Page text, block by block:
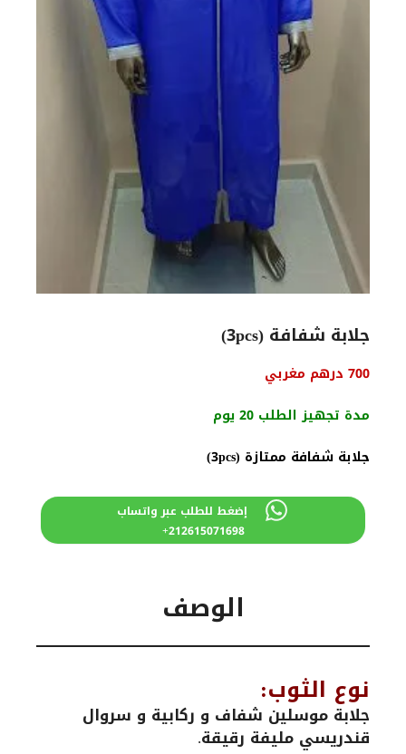
جلابة شفافة (3pcs)
السعر
هو:
830 درهم
مغربي.
700 درهم مغربي
هو:
700 درهم
مغربي.
مدة تجهيز الطلب 20 يوم
جلابة شفافة ممتازة (3pcs)
إضغط للطلب عبر واتساب
212615071698+
الوصف
نوع الثوب:
جلابة موسلين شفاف و ركابية و سروال
قندريسي مليفة رقيقة.